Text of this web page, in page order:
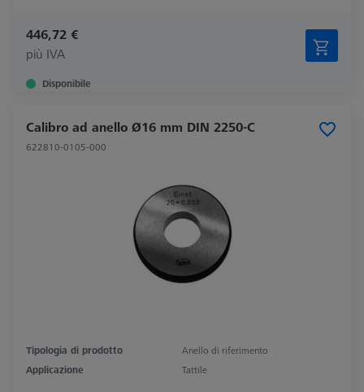
446,72 €
più IVA
Disponibile
Calibro ad anello Ø16 mm DIN 2250-C
622810-0105-000
Tipologia di prodotto
Anello di riferimento
Applicazione
Tattile